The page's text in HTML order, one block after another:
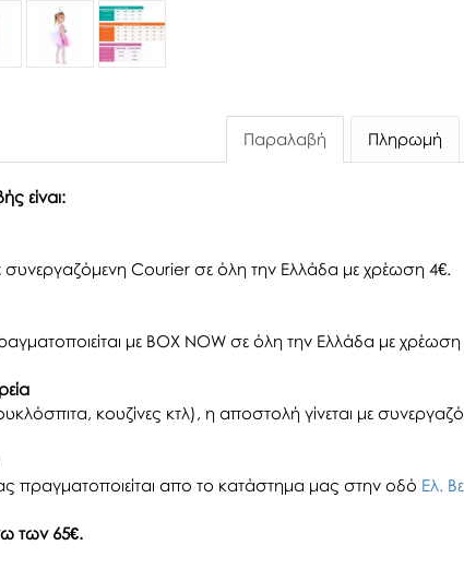
Παραλαβή Πληρωμή
είναι:
συνεργαζόμενη Courier σε όλη την Ελλάδα με χρέωση 4€.
με BOX NOW σε όλη την Ελλάδα με χρέωση
κουζίνες κτλ), η αποστολή γίνεται με
πραγματοποιείται απο το κατάστημα μας στην οδό Ελ.
των 65€.